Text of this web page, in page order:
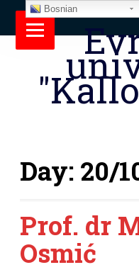
Day: 20/
Prof. dr
Osmić
Bosnian